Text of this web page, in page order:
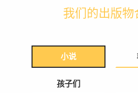
我们的出版物
小说
孩子们